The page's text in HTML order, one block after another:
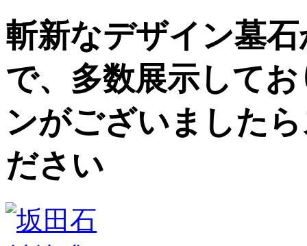
斬新なデザイン墓
で、多数展示して
ンがございました
ださい